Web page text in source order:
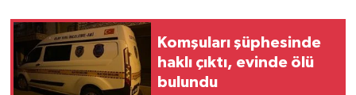
Komşuları şüphesinde
haklı çıktı, evinde ölü
bulundu